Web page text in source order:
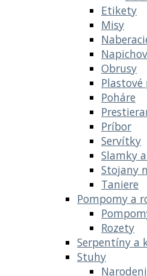
Etikety
Misy
Obrusy
Plastové
Poháre
Príbor
Servítky
Slamky
Stojany
Taniere
Pompomy a
Rozety
Serpentíny a
Stuhy